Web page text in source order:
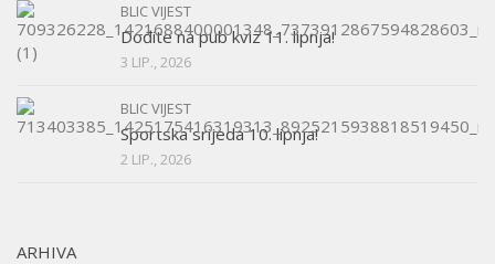
BLIC VIJEST
Dođite na pub kviz 11. lipnja!
3 LIP., 2026
BLIC VIJEST
Sportska srijeda 10. lipnja!
2 LIP., 2026
ARHIVA